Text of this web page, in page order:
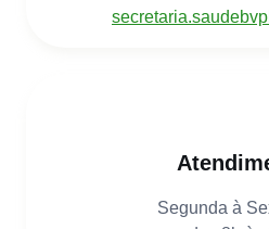
Segunda à